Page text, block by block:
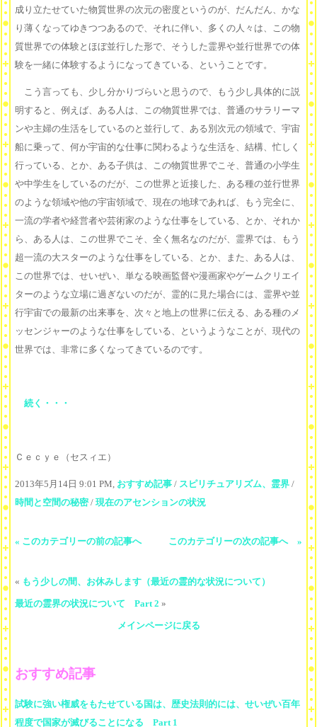
成り立たせていた物質世界の次元の密度というのが、だんだん、かな
り薄くなってゆきつつあるので、それに伴い、多くの人々は、この物
質世界での体験とほぼ並行した形で、そうした霊界や並行世界での体
験を一緒に体験するようになってきている、ということです。
こう言っても、少し分かりづらいと思うので、もう少し具体的に説
明すると、例えば、ある人は、この物質世界では、普通のサラリーマ
ンや主婦の生活をしているのと並行して、ある別次元の領域で、宇宙
船に乗って、何か宇宙的な仕事に関わるような生活を、結構、忙しく
行っている、とか、ある子供は、この物質世界でこそ、普通の小学生
や中学生をしているのだが、この世界と近接した、ある種の並行世界
のような領域や他の宇宙領域で、現在の地球であれば、もう完全に、
一流の学者や経営者や芸術家のような仕事をしている、とか、それか
ら、ある人は、この世界でこそ、全く無名なのだが、霊界では、もう
超一流の大スターのような仕事をしている、とか、また、ある人は、
この世界では、せいぜい、単なる映画監督や漫画家やゲームクリエイ
ターのような立場に過ぎないのだが、霊的に見た場合には、霊界や並
行宇宙での最新の出来事を、次々と地上の世界に伝える、ある種のメ
ッセンジャーのような仕事をしている、というようなことが、現代の
世界では、非常に多くなってきているのです。
続く・・・
Ｃｅｃｙｅ（セスィエ）
2013年5月14日 9:01 PM, おすすめ記事 / スピリチュアリズム、霊界 /
時間と空間の秘密/ 現在のアセンションの状況
« このカテゴリーの前の記事へ このカテゴリーの次の記事へ »
« もう少しの間、お休みします（最近の霊的な状況について）
最近の霊界の状況について Part 2 »
メインページに戻る
おすすめ記事
試験に強い権威をもたせている国は、歴史法則的には、せいぜい百年
程度で国家が滅びることになる Part 1